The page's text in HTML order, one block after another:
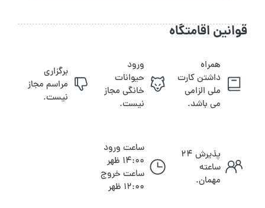
قوانین اقامتگاه
همراه
داشتن کارت
ملی الزامی
می باشد.
ورود
حیوانات
خانگی مجاز
نیست.
برگزاری
مراسم مجاز
نیست.
پذیرش ۲۴
ساعته
مهمان.
ساعت ورود
14:00 ظهر
ساعت خروج
12:00 ظهر